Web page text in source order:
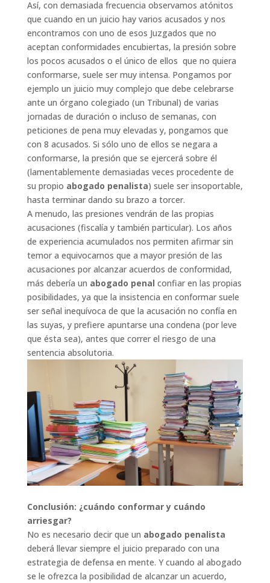
Así, con demasiada frecuencia observamos atónitos
que cuando en un juicio hay varios acusados y nos
encontramos con uno de esos Juzgados que no
aceptan conformidades encubiertas, la presión sobre
los pocos acusados o el único de ellos que no quiera
conformarse, suele ser muy intensa. Pongamos por
ejemplo un juicio muy complejo que debe celebrarse
ante un órgano colegiado (un Tribunal) de varias
jornadas de duración o incluso de semanas, con
peticiones de pena muy elevadas y, pongamos que
con 8 acusados. Si sólo uno de ellos se negara a
conformarse, la presión que se ejercerá sobre él
(lamentablemente demasiadas veces procedente de
su propio abogado penalista) suele ser insoportable,
hasta terminar dando su brazo a torcer.
A menudo, las presiones vendrán de las propias
acusaciones (fiscalía y también particular). Los años
de experiencia acumulados nos permiten afirmar sin
temor a equivocarnos que a mayor presión de las
acusaciones por alcanzar acuerdos de conformidad,
más debería un abogado penal confiar en las propias
posibilidades, ya que la insistencia en conformar suele
ser señal inequívoca de que la acusación no confía en
las suyas, y prefiere apuntarse una condena (por leve
que ésta sea), antes que correr el riesgo de una
sentencia absolutoria.
Conclusión: ¿cuándo conformar y cuándo
arriesgar?
No es necesario decir que un abogado penalista
deberá llevar siempre el juicio preparado con una
estrategia de defensa en mente. Y cuando al abogado
se le ofrezca la posibilidad de alcanzar un acuerdo,